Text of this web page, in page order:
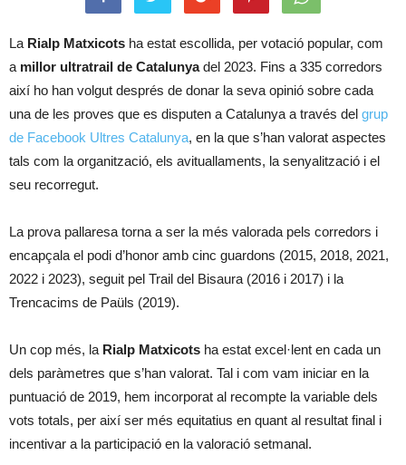
La Rialp Matxicots ha estat escollida, per votació popular, com
a millor ultratrail de Catalunyadel 2023. Fins a 335 corredors
així ho han volgut després de donar la seva opinió sobre cada
una de les proves que es disputen a Catalunya a través del grup
de Facebook Ultres Catalunya, en la que s’han valorat aspectes
tals com la organització, els avituallaments, la senyalització i el
seu recorregut.
La prova pallaresa torna a ser la més valorada pels corredors i
encapçala el podi d’honor amb cinc guardons (2015, 2018, 2021,
2022 i 2023), seguit pel Trail del Bisaura (2016 i 2017) i la
Trencacims de Paüls (2019).
Un cop més, la Rialp Matxicots ha estat excel·lent en cada un
dels paràmetres que s’han valorat. Tal i com vam iniciar en la
puntuació de 2019, hem incorporat al recompte la variable dels
vots totals, per així ser més equitatius en quant al resultat final i
incentivar a la participació en la valoració setmanal.